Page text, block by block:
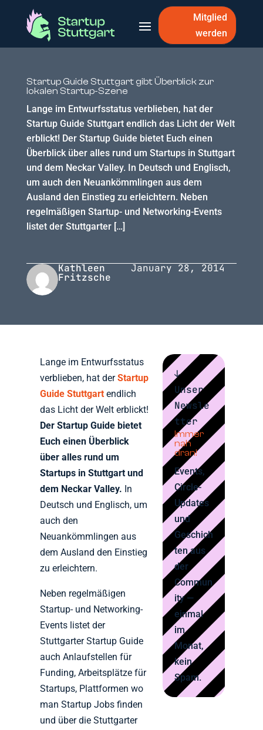
Mitglied
werden
Startup Guide Stuttgart gibt Überblick zur
lokalen Startup-Szene
Lange im Entwurfsstatus verblieben, hat der
Startup Guide Stuttgart endlich das Licht der Welt
erblickt! Der Startup Guide bietet Euch einen
Überblick über alles rund um Startups in Stuttgart
und dem Neckar Valley. In Deutsch und Englisch,
um auch den Neuankömmlingen aus dem
Ausland den Einstieg zu erleichtern. Neben
regelmäßigen Startup- und Networking-Events
listet der Stuttgarter […]
Kathleen
Fritzsche
January 28, 2014
Lange im Entwurfsstatus
verblieben, hat derStartup
Guide Stuttgart endlich
das Licht der Welt erblickt!
Der Startup Guide bietet
Euch einen Überblick
über alles rund um
Startups in Stuttgart und
dem Neckar Valley. In
Deutsch und Englisch, um
auch den
Neuankömmlingen aus
dem Ausland den Einstieg
zu erleichtern.
Neben regelmäßigen
Startup- und Networking-
Events listet der
Stuttgarter Startup Guide
auch Anlaufstellen für
Funding, Arbeitsplätze für
Startups, Plattformen wo
man Startup Jobs finden
und über die Stuttgarter
↓
Unser
Newsle
tter
Immer
nah
dran!
Events,
Circle-
Updates
und
Geschich
ten aus
der
Commun
ity —
einmal
im
Monat,
kein
Spam.